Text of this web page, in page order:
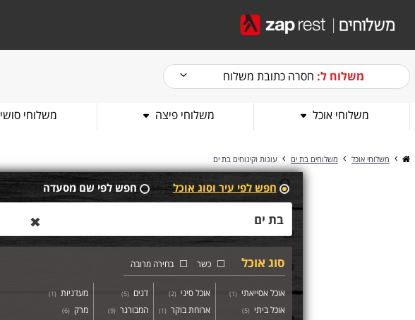
משלוח ל: חסרה כתובת משלוח
משלוחי אוכל משלוחי פיצה משלוחי סושי
משלוחי אוכל משלוחים בת ים עוגות וקינוחים בת ים
חפש לפי עיר וסוג אוכל חפש לפי שם מסעדה
✖
סוג אוכל כשר בחירה מרובה
אוכל אסייאתי (
1
)
אוכל ביתי (
5
)
אוכל סיני (
2
)
ארוחת בוקר (
1
)
דגים (
5
)
המבורגר (
9
)
מעדניות (
1
)
מרק (
6
)